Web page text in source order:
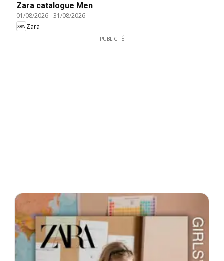
Zara catalogue Men
01/08/2026-31/08/2026
Zara
PUBLICITÉ